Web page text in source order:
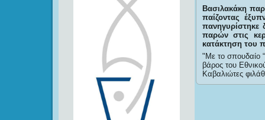
Βασιλακάκη
παίζοντας
πανηγυρίστηκε
παρών στις
κατάκτηση του
Mε το σπουδαίο
βάρος του
Καβαλιώτες